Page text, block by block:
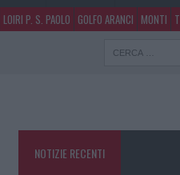
LOIRI P. S. PAOLO GOLFO ARANCI MONTI
NOTIZIE RECENTI